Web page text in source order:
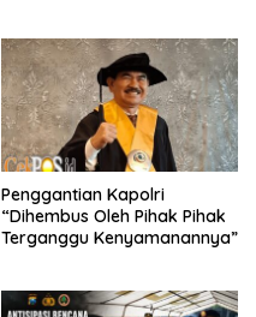
Penggantian Kapolri
“Dihembus Oleh Pihak Pihak
Terganggu Kenyamanannya”